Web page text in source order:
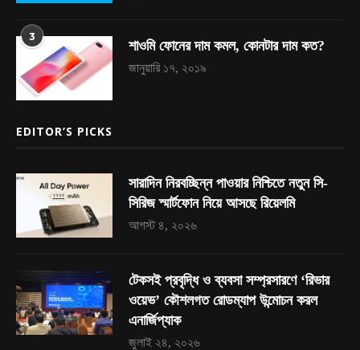
3
শাওমি ফোনের দাম কমল, কোনটার দাম কত?
জানুয়ারি ১৭, ২০১৯
EDITOR’S PICKS
সারাদিন নিরবচ্ছিন্ন পাওয়ার নিশ্চিতে নতুন সি-
সিরিজ স্মার্টফোন নিয়ে আসছে রিয়েলমি
আগস্ট ৪, ২০২৬
টেকসই প্রবৃদ্ধি ও ব্যবসা সম্প্রসারণে ‘রিভার
ওয়েভ’ কৌশলগত রোডম্যাপ উন্মোচন করল
এনার্জিপ্যাক
জুলাই ২৪, ২০২৬